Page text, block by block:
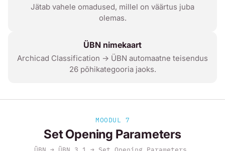
Jätab vahele omadused, millel on väärtus juba
olemas.
ÜBN nimekaart
Archicad Classification → ÜBN automaatne teisendus
26 põhikategooria jaoks.
MOODUL 7
Set Opening Parameters